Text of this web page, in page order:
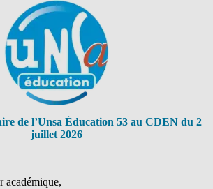
de l’Unsa Éducation 53 au CDEN du 2
juillet 2026
académique,